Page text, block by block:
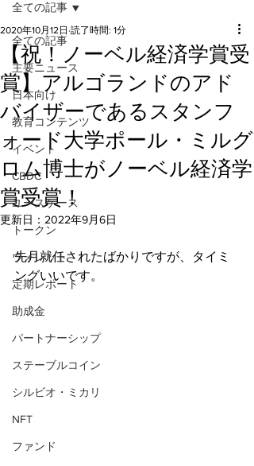
全ての記事
主要ニュース
日本向け
教育コンテンツ
イベント
CBDC
ユースケース
トークン
ウォレット
定期レポート
助成金
パートナーシップ
ステーブルコイン
シルビオ・ミカリ
NFT
ファンド
全ての記事
【祝！ノーベル経済学賞受
賞】アルゴランドのアド
バイザーであるスタンフ
ォード大学ポール・ミルグ
ロム博士がノーベル経済学
賞受賞！
2020年10月12日 読了時間: 1分
更新日： 2022年9月6日
先月就任されたばかりですが、タイミ
ングいいです。